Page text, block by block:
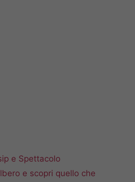
e Spettacolo
e scopri quello che